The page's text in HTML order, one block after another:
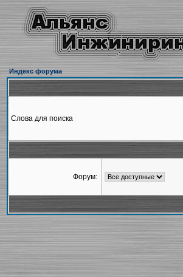
Индекс форума
Слова для поиска
Форум: